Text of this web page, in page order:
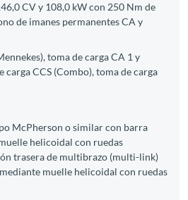
CV y 108,0 kW con 250 Nm de
de imanes permanentes CA y
toma de carga CA 1 y
carga CCS (Combo), toma de carga
McPherson o similar con barra
helicoidal con ruedas
trasera de multibrazo (multi-link)
muelle helicoidal con ruedas